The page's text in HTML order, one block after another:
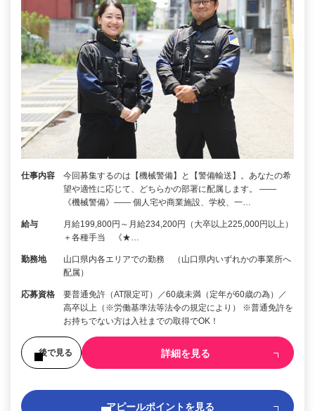
仕事内容
今回募集するのは【機械警備】と【警備輸送】。あなたの希
望や適性に応じて、どちらかの部署に配属します。 ――
《機械警備》―― 個人宅や商業施設、学校、一…
給与
月給199,800円～月給234,200円（大卒以上225,000円以上）
＋各種手当 《★…
勤務地
山口県内各エリアでの勤務 （山口県内いずれかの事業所へ
配属）
応募資格
要普通免許（AT限定可）／60歳未満（定年が60歳の為）／
高卒以上（※労働基準法等法令の規定により） ※普通免許を
お持ちでない方は入社までの取得でOK！
後で見る 詳細を見る
アピールポイントを見る